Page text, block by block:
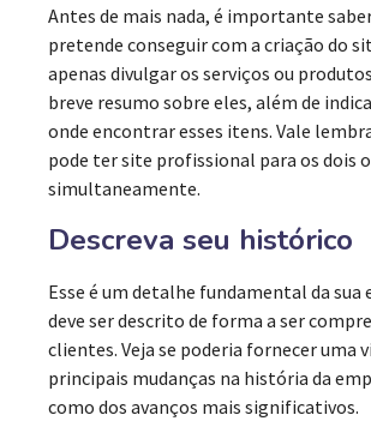
Antes de mais nada, é importante
pretende conseguir com a criação do
apenas divulgar os serviços ou
breve resumo sobre eles, além de
onde encontrar esses itens. Vale
pode ter site profissional para os dois
simultaneamente.
Descreva seu histórico
Esse é um detalhe fundamental da sua
deve ser descrito de forma a ser
clientes. Veja se poderia fornecer uma
principais mudanças na história da
como dos avanços mais significativos.